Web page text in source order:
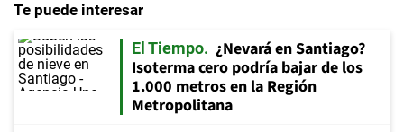
Te puede interesar
El Tiempo
¿Nevará en Santiago?
Isoterma cero podría bajar de los
1.000 metros en la Región
Metropolitana